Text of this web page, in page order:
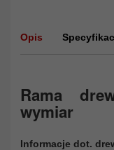
Opis
Rama
wymiar
Informacje dot.